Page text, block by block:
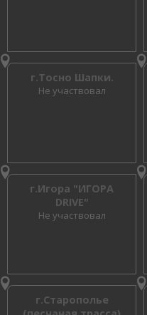
г.Тосно Шапки.
Не участвовал
г.Игора "ИГОРА
DRIVE"
Не участвовал
г.Старополье